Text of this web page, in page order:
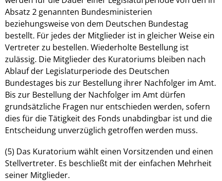
Absatz 2 genannten Bundesministerien
beziehungsweise von dem Deutschen Bundestag
bestellt. Für jedes der Mitglieder ist in gleicher Weise ein
Vertreter zu bestellen. Wiederholte Bestellung ist
zulässig. Die Mitglieder des Kuratoriums bleiben nach
Ablauf der Legislaturperiode des Deutschen
Bundestages bis zur Bestellung ihrer Nachfolger im Amt.
Bis zur Bestellung der Nachfolger im Amt dürfen
grundsätzliche Fragen nur entschieden werden, sofern
dies für die Tätigkeit des Fonds unabdingbar ist und die
Entscheidung unverzüglich getroffen werden muss.
(5) Das Kuratorium wählt einen Vorsitzenden und einen
Stellvertreter. Es beschließt mit der einfachen Mehrheit
seiner Mitglieder.